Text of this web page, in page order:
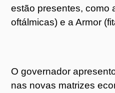
estão presentes, como
oftálmicas) e a Armor
O governador
nas novas matrizes